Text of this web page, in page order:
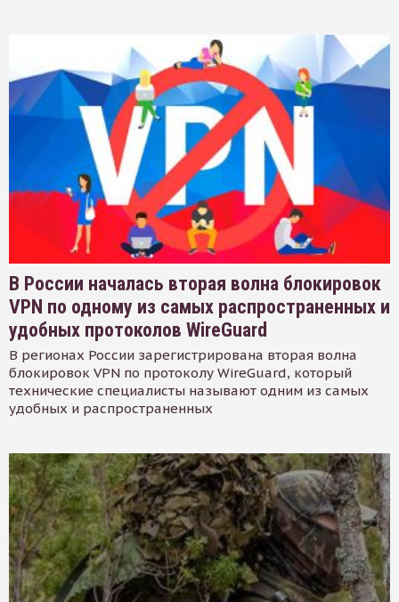
В России началась вторая волна блокировок
VPN по одному из самых распространенных и
удобных протоколов WireGuard
В регионах России зарегистрирована вторая волна
блокировок VPN по протоколу WireGuard, который
технические специалисты называют одним из самых
удобных и распространенных